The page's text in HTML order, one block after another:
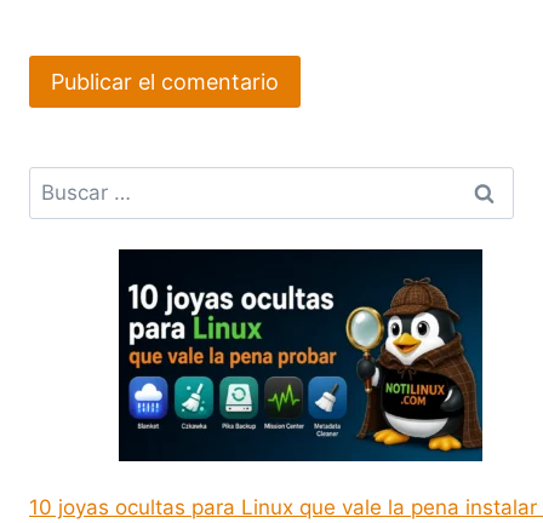
Buscar:
10 joyas ocultas para Linux que vale la pena instalar